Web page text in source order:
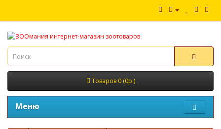
Товаров 0 (0р.)
Меню